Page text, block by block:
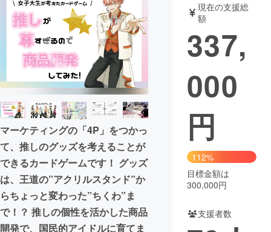
テクノロジー・ガジェット
映像・映画 書籍・雑誌
ビジネス・起業 チャレンジ
まちづくり・地域活性化
CAMPFIRE for Social Good
CAMPFIRE Creation
CAMPFIREふるさと納税machi-ya コミュニティ
マーケティングの「4P」をつかっ
て、推しのグッズを考えることが
できるカードゲームです！ グッズ
は、王道の”アクリルスタンド”か
らちょっと変わった”ちくわ”ま
で！？ 推しの個性を活かした商品
開発で、国民的アイドルに育てま
現在の支援総
額
337,
000
円
112%
目標金額は
300,000円
支援者数